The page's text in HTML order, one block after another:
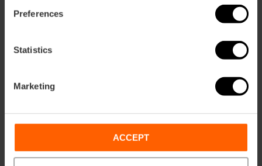
Preferences
Statistics
Marketing
ACCEPT
Direccions